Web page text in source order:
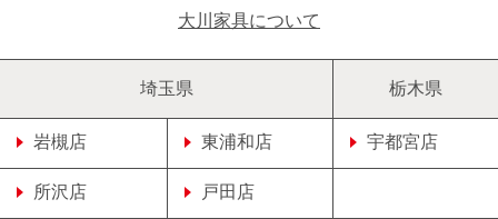
大川家具について
埼玉県
岩槻店 東浦和店
所沢店 戸田店
栃木県
宇都宮店